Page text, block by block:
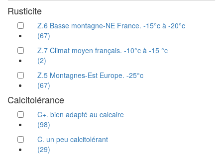
Rusticite
Z.6 Basse montagne-NE France. -15°c à -20°c
(67)
Z.7 Climat moyen français. -10°c à -15 °c
(2)
Z.5 Montagnes-Est Europe. -25°c
(67)
Calcitolérance
C+. bien adapté au calcaire
(98)
C. un peu calcitolérant
(29)